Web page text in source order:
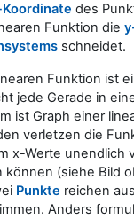
des
Funktion die
schneidet.
Funktion ist
jede Gerade in
ist Graph einer
verletzen die
x-Werte unendlich
(siehe Bild
Punkte reichen
Anders